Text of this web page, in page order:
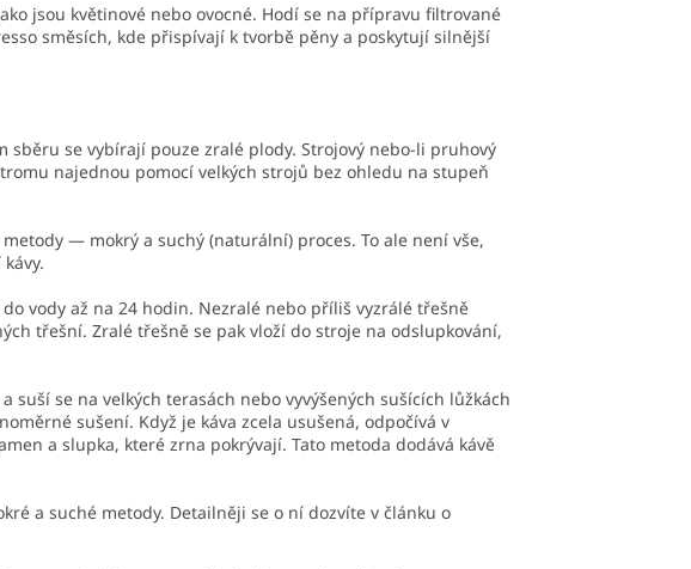
jsou květinové nebo ovocné. Hodí se na přípravu filtrované
směsích, kde přispívají k tvorbě pěny a poskytují silnější
se vybírají pouze zralé plody. Strojový nebo-li pruhový
najednou pomocí velkých strojů bez ohledu na stupeň
— mokrý a suchý (naturální) proces. To ale není vše,
vody až na 24 hodin. Nezralé nebo příliš vyzrálé třešně
třešní. Zralé třešně se pak vloží do stroje na odslupkování,
suší se na velkých terasách nebo vyvýšených sušících lůžkách
sušení. Když je káva zcela usušená, odpočívá v
a slupka, které zrna pokrývají. Tato metoda dodává kávě
a suché metody. Detailněji se o ní dozvíte v článku o